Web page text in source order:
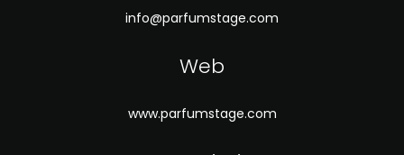
info@parfumstage.com
Web
www.parfumstage.com